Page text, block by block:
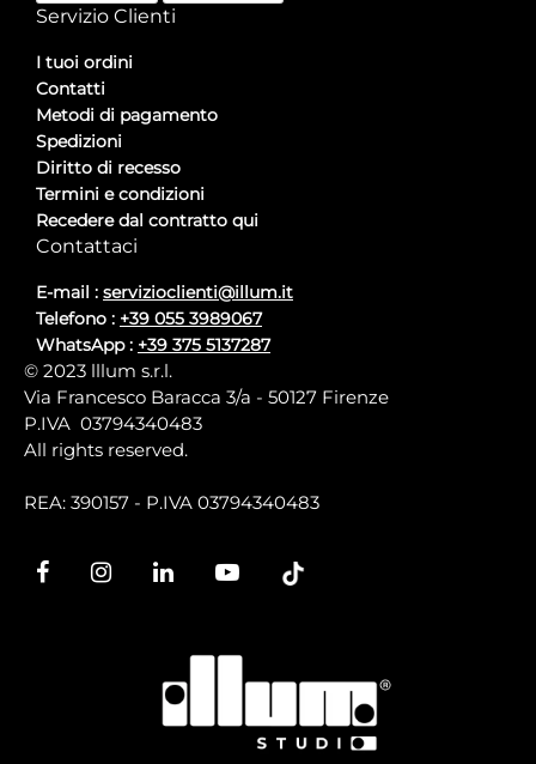
Servizio Clienti
I tuoi ordini
Contatti
Metodi di pagamento
Spedizioni
Diritto di recesso
Termini e condizioni
Recedere dal contratto qui
Contattaci
E-mail : servizioclienti@illum.it
Telefono : +39 055 3989067
WhatsApp : +39 375 5137287
© 2023 lllum s.r.l.
Via Francesco Baracca 3/a - 50127 Firenze
P.IVA 03794340483
All rights reserved.
REA: 390157 - P.IVA 03794340483